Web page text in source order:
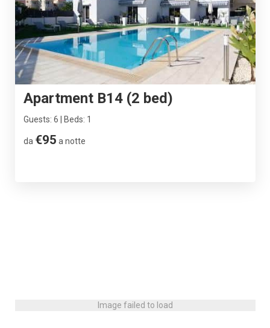
Apartment B14 (2 bed)
Guests: 6 | Beds: 1
da €95 a notte
Image failed to load